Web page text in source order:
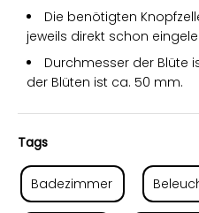
Die benötigten
jeweils direkt schon
Durchmesser der Blüte
der Blüten ist ca. 50 mm.
Tags
Badezimmer